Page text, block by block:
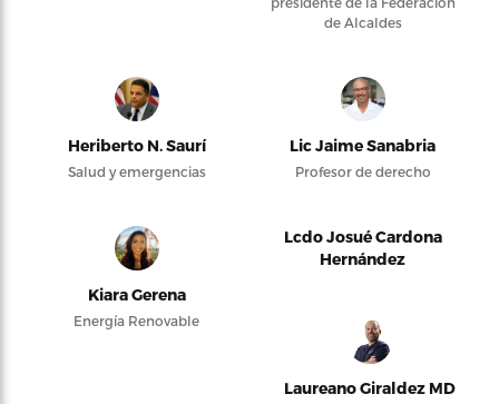
de Alcaldes
Heriberto N. Saurí
Salud y emergencias
Lic Jaime Sanabria
Profesor de derecho
Kiara Gerena
Energía Renovable
Lcdo Josué Cardona
Hernández
Laureano Giraldez MD